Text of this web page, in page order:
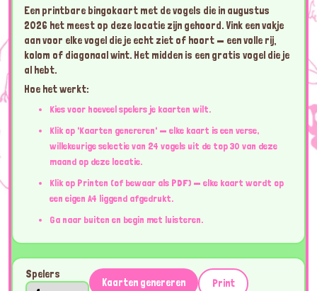
Een printbare bingokaart met de vogels die in augustus
2026 het meest op deze locatie zijn gehoord. Vink een vakje
aan voor elke vogel die je echt ziet of hoort — een volle rij,
kolom of diagonaal wint. Het midden is een gratis vogel die je
al hebt.
Hoe het werkt:
Kies voor hoeveel spelers je kaarten wilt.
Klik op 'Kaarten genereren' — elke kaart is een verse,
willekeurige selectie van 24 vogels uit de top 30 van deze
maand op deze locatie.
Klik op Printen (of bewaar als PDF) — elke kaart wordt op
een eigen A4 liggend afgedrukt.
Ga naar buiten en begin met luisteren.
Spelers
Kaarten genereren Print